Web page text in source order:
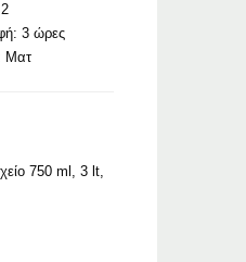
3 ώρες
Ματ
750 ml, 3 lt,